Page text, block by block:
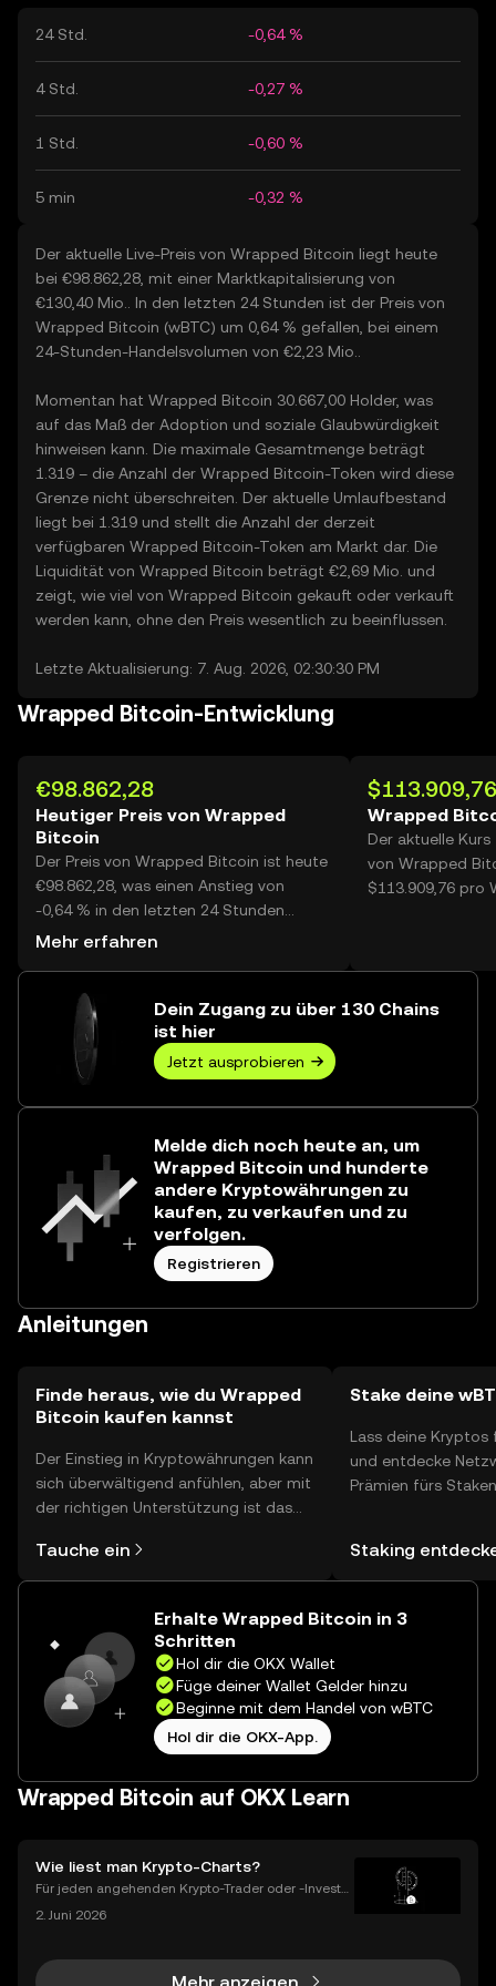
24 Std. -0,64 %
4 Std. -0,27 %
1 Std. -0,60 %
5 min -0,32 %
Der aktuelle Live-Preis von Wrapped Bitcoin liegt heute
bei €98.862,28, mit einer Marktkapitalisierung von
€130,40 Mio.. In den letzten 24 Stunden ist der Preis von
Wrapped Bitcoin (wBTC) um 0,64 % gefallen, bei einem
24-Stunden-Handelsvolumen von €2,23 Mio..
Momentan hat Wrapped Bitcoin 30.667,00 Holder, was
auf das Maß der Adoption und soziale Glaubwürdigkeit
hinweisen kann. Die maximale Gesamtmenge beträgt
1.319 – die Anzahl der Wrapped Bitcoin-Token wird diese
Grenze nicht überschreiten. Der aktuelle Umlaufbestand
liegt bei 1.319 und stellt die Anzahl der derzeit
verfügbaren Wrapped Bitcoin-Token am Markt dar. Die
Liquidität von Wrapped Bitcoin beträgt €2,69 Mio. und
zeigt, wie viel von Wrapped Bitcoin gekauft oder verkauft
werden kann, ohne den Preis wesentlich zu beeinflussen.
Letzte Aktualisierung: 7. Aug. 2026, 02:30:30 PM
Wrapped Bitcoin-Entwicklung
€98.862,28
Heutiger Preis von Wrapped
Bitcoin
Der Preis von Wrapped Bitcoin ist heute
€98.862,28, was einen Anstieg von
-0,64 % in den letzten 24 Stunden
bedeutet. Auf OKX erreichte das
€2,23 Mio. entspricht.
Mehr erfahren
$113.909,76
Wrapped
Der aktuelle
von Wrapped
$113.909,76 pro
Dein Zugang zu über 130 Chains
ist hier
Jetzt ausprobieren
Melde dich noch heute an, um
Wrapped Bitcoin und hunderte
andere Kryptowährungen zu
kaufen, zu verkaufen und zu
verfolgen.
Registrieren
Anleitungen
Finde heraus, wie du Wrapped
Bitcoin kaufen kannst
Der Einstieg in Kryptowährungen kann
sich überwältigend anfühlen, aber mit
der richtigen Unterstützung ist das
direkt in der OKX-App oder hier im
Web los und starte deine persönliche
Tauche ein
Stake deine
Lass deine
und entdecke
Prämien fürs
Wallet erkunden.
Staking
Erhalte Wrapped Bitcoin in 3
Schritten
Hol dir die OKX Wallet
Füge deiner Wallet Gelder hinzu
Beginne mit dem Handel von wBTC
Hol dir die OKX-App.
Wrapped Bitcoin auf OKX Learn
Wie liest man Krypto-Charts?
Für jeden angehenden Krypto-Trader oder -Investor
dlegendste Fähigkeit, die du entwickeln musst. Ein
2. Juni 2026
Mehr anzeigen